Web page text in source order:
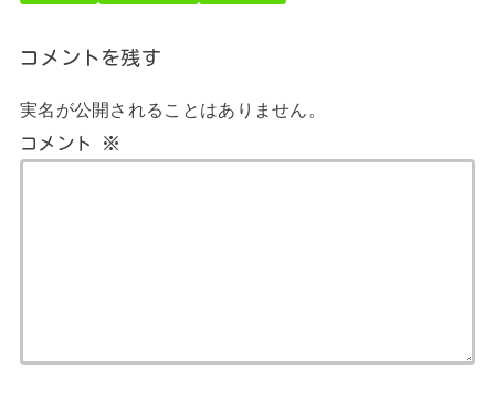
コメントを残す
実名が公開されることはありません。
コメント ※